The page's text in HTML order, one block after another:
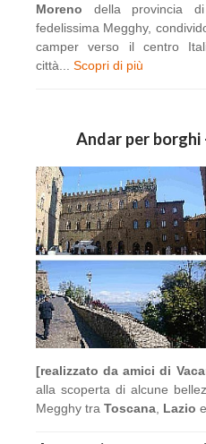
Moreno della provincia
fedelissima Megghy,
camper verso il centro
città... Scopri di più
Andar per borghi
[realizzato da amici di
alla scoperta di alcune
Megghy tra Toscana Lazio e